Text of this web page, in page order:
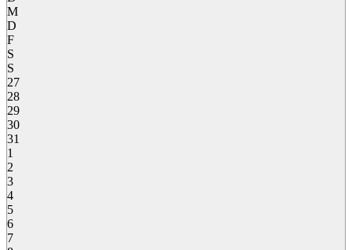
M
D
F
S
S
27
28
29
30
31
1
2
3
4
5
6
7